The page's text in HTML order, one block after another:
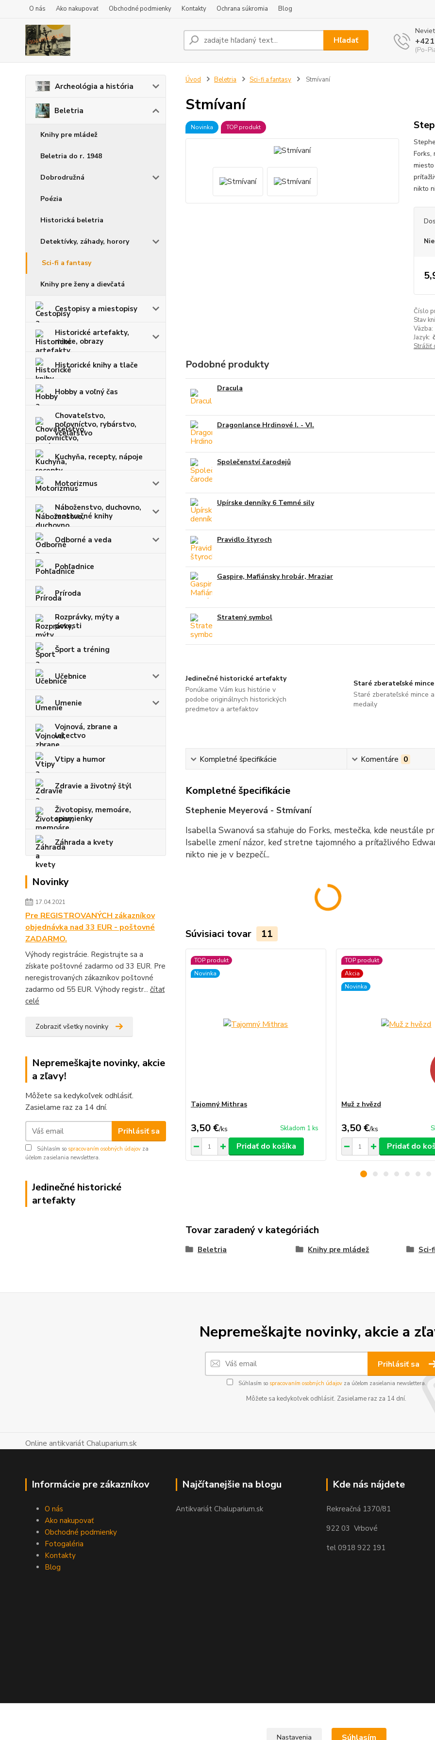
O nás Ako nakupovať Obchodné podmienky Kontakty Ochrana súkromia Blog
Hľadať
(Po-
Archeológia a história
Beletria
Knihy pre mládež
Beletria do r. 1948
Dobrodružná
Poézia
Historická beletria
Detektívky, záhady, horory
Sci-fi a fantasy
Knihy pre ženy a dievčatá
Cestopisy a miestopisy
Historické artefakty,
mince, obrazy
Historické knihy a tlače
Hobby a voľný čas
Chovateľstvo,
poľovníctvo, rybárstvo,
včelárstvo
Kuchyňa, recepty, nápoje
Motorizmus
Náboženstvo, duchovno,
motivačné knihy
Odborné a veda
Pohľadnice
Príroda
Rozprávky, mýty a
povesti
Šport a tréning
Učebnice
Umenie
Vojnová, zbrane a
letectvo
Vtipy a humor
Zdravie a životný štýl
Životopisy, memoáre,
spomienky
Záhrada a kvety
Novinky
17.04.2021
Pre REGISTROVANÝCH zákazníkov
objednávka nad 33 EUR - poštovné
ZADARMO.
Výhody registrácie. Registrujte sa a
získate poštovné zadarmo od 33 EUR. Pre
neregistrovaných zákazníkov poštovné
zadarmo od 55 EUR. Výhody registr... čítať
celé
Zobraziť všetky novinky
Nepremeškajte novinky, akcie
a zľavy!
Môžete sa kedykoľvek odhlásiť.
Zasielame raz za 14 dní.
Prihlásiť sa
Súhlasím so spracovaním osobných údajov za
účelom zasielania newslettera.
Jedinečné historické
artefakty
Úvod Beletria Sci-fi a fantasy Stmívaní
Stmívaní
Novinka TOP produkt
Forks,
nikto
Číslo
Stav
Väzba:
Jazyk:
Strážiť
Podobné produkty
Dracula
Dragonlance Hrdinové I. - VI.
Společenství čarodejů
Upírske denníky 6 Temné sily
Pravidlo štyroch
Gaspire, Mafiánsky hrobár, Mraziar
Stratený symbol
Jedinečné historické artefakty
Ponúkame Vám kus histórie v
podobe originálnych historických
predmetov a artefaktov
Staré zberateľské mince
Staré zberateľské mince a
medaily
Kompletné špecifikácie Komentáre 0
Kompletné špecifikácie
Stephenie Meyerová - Stmívaní
Isabella Swanová sa sťahuje do Forks, mestečka, kde neustále
Isabelle zmení názor, keď stretne tajomného a príťažlivého
nikto nie je v bezpečí...
Súvisiaci tovar 11
TOP produkt
Novinka
Tajomný Mithras
3,50 €/ks Skladom 1 ks
Pridať do košíka
TOP produkt
Akcia
Novinka
Muž z hvězd
3,50 €/ks
Pridať do
Tovar zaradený v kategóriách
Beletria Knihy pre mládež Sci-
Nepremeškajte novinky, akcie a
Prihlásiť sa
Súhlasím so spracovaním osobných údajovza účelom zasielania newslettera.
Môžete sa kedykoľvek odhlásiť. Zasielame raz za 14 dní.
Online antikvariát Chaluparium.sk
Informácie pre zákazníkov
O nás
Ako nakupovať
Obchodné podmienky
Fotogaléria
Kontakty
Blog
Najčítanejšie na blogu
Antikvariát Chaluparium.sk
Kde nás nájdete
Rekreačná 1370/81
922 03 Vrbové
tel 0918 922 191
Nastavenia Súhlasím